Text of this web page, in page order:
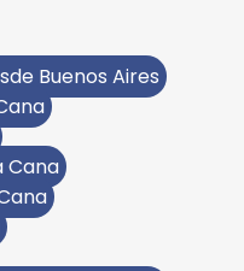
Buenos Aires